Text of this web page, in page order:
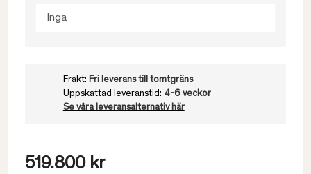
Inga
Frakt: Fri leverans till tomtgräns
Uppskattad leveranstid: 4-6 veckor
Se våra leveransalternativ här
519.800 kr